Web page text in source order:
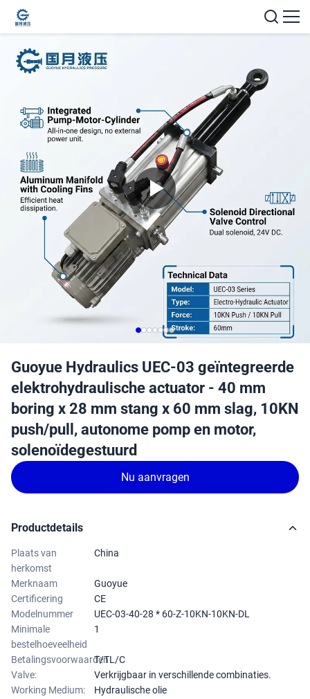
Guoyue Hydraulics UEC-03 geïntegreerde
elektrohydraulische actuator - 40 mm
boring x 28 mm stang x 60 mm slag, 10KN
push/pull, autonome pomp en motor,
solenoïdegestuurd
Nu aanvragen
Productdetails
Plaats van
herkomst
China
Merknaam
Guoyue
Certificering
CE
Modelnummer
UEC-03-40-28 * 60-Z-10KN-10KN-DL
Minimale
bestelhoeveelheid
1
BetalingsvoorwaardenT/TL/C
Valve:
Verkrijgbaar in verschillende combinaties.
Working Medium:
Hydraulische olie